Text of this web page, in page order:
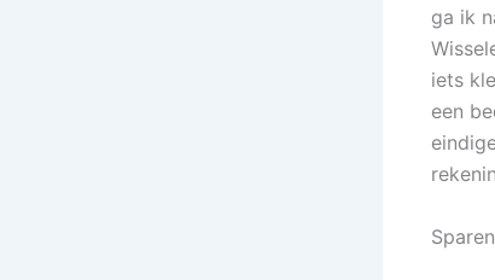
ga ik
iets
een